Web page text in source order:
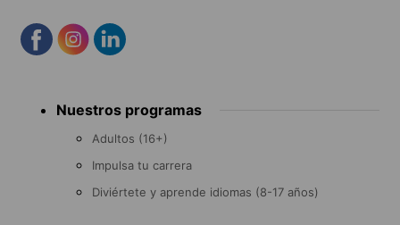
menu Nuestros programas
Adultos (16+)
Impulsa tu carrera
Diviértete y aprende idiomas (8-17 años)